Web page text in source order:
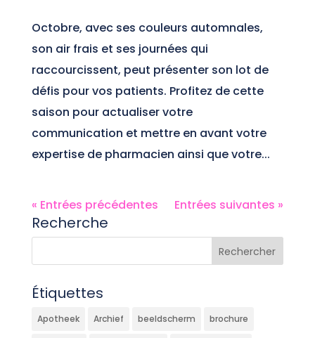
Octobre, avec ses couleurs automnales,
son air frais et ses journées qui
raccourcissent, peut présenter son lot de
défis pour vos patients. Profitez de cette
saison pour actualiser votre
communication et mettre en avant votre
expertise de pharmacien ainsi que votre...
« Entrées précédentes Entrées suivantes »
Recherche
Étiquettes
Apotheek Archief beeldscherm brochure